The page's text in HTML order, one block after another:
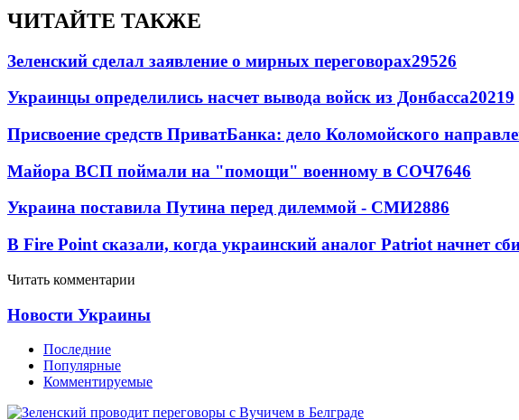
ЧИТАЙТЕ ТАКЖЕ
Зеленский сделал заявление о мирных переговорах29526
Украинцы определились насчет вывода войск из Донбасса20219
Присвоение средств ПриватБанка: дело Коломойского
Майора ВСП поймали на "помощи" военному в СОЧ7646
Украина поставила Путина перед дилеммой - СМИ2886
В Fire Point сказали, когда украинский аналог Patriot начнет
Читать комментарии
Новости Украины
Последние
Популярные
Комментируемые